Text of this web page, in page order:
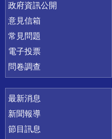
政府資訊公開
意見信箱
常見問題
電子投票
問卷調查
最新消息
新聞報導
節目訊息